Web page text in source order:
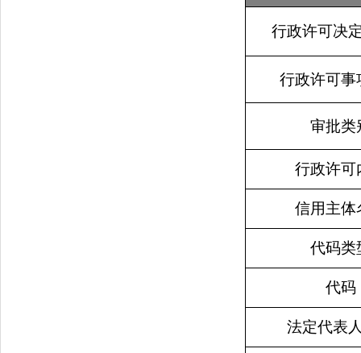
行政许可决
行政许可事
审批类
行政许可
信用主体
代码类
代码
法定代表